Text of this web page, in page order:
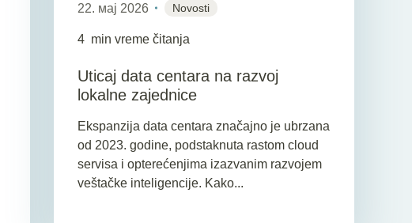
22. мај 2026 Novosti
4 min vreme čitanja
Uticaj data centara na razvoj
lokalne zajednice
Ekspanzija data centara značajno je ubrzana
od 2023. godine, podstaknuta rastom cloud
servisa i opterećenjima izazvanim razvojem
veštačke inteligencije. Kako...